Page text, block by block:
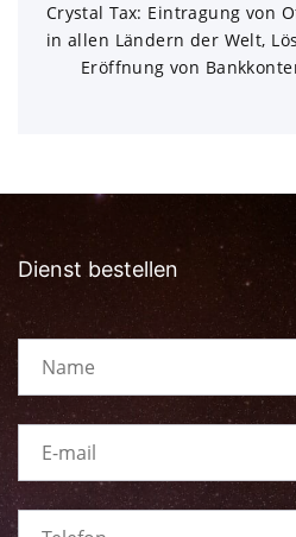
Crystal Tax: Eintragung von
in allen Ländern der Welt,
Eröffnung von
Dienst bestellen